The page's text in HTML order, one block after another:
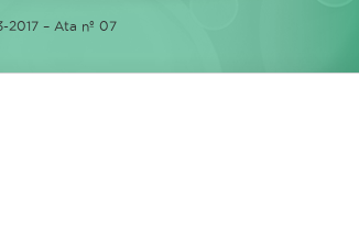
2017 – Ata nº 07